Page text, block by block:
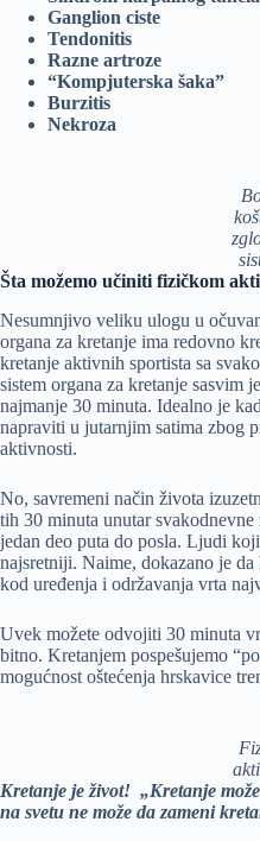
Ganglion ciste
Tendonitis
Razne artroze
“Kompjuterska šaka”
Burzitis
Nekroza
Šta možemo učiniti fizičkom
Nesumnjivo veliku ulogu u
organa za kretanje ima redovno
kretanje aktivnih sportista sa
sistem organa za kretanje sasvim
najmanje 30 minuta. Idealno je
napraviti u jutarnjim satima zbog
aktivnosti.
No, savremeni način života
tih 30 minuta unutar
jedan deo puta do posla. Ljudi
najsretniji. Naime, dokazano je
kod uređenja i održavanja vrta
Uvek možete odvojiti 30 minuta
bitno. Kretanjem pospešujemo
mogućnost oštećenja hrskavice
Kretanje je život! „Kretanje
na svetu ne može da zameni